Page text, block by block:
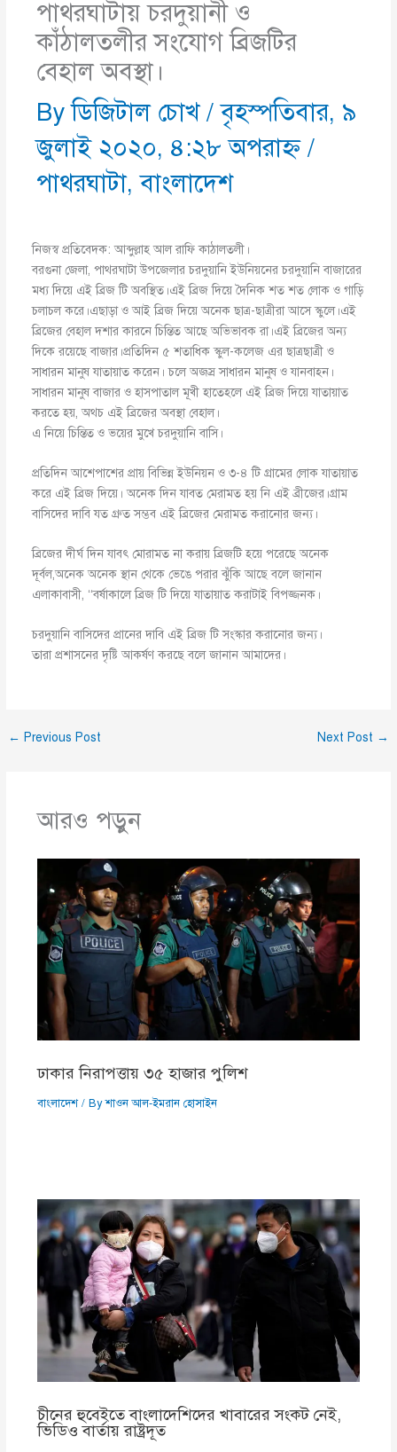
পাথরঘাটায় চরদুয়ানী ও
কাঁঠালতলীর সংযোগ ব্রিজটির
বেহাল অবস্থা।
Byডিজিটাল চোখ/বৃহস্পতিবার, ৯
জুলাই ২০২০, ৪:২৮ অপরাহ্ণ/
পাথরঘাটা,বাংলাদেশ
নিজস্ব প্রতিবেদক: আব্দুল্লাহ আল রাফি কাঠালতলী।
বরগুনা জেলা, পাথরঘাটা উপজেলার চরদুয়ানি ইউনিয়নের চরদুয়ানি বাজারের
মধ্য দিয়ে এই ব্রিজ টি অবস্থিত।এই ব্রিজ দিয়ে দৈনিক শত শত লোক ও গাড়ি
চলাচল করে।এছাড়া ও আই ব্রিজ দিয়ে অনেক ছাত্র-ছাত্রীরা আসে স্কুলে।এই
ব্রিজের বেহাল দশার কারনে চিন্তিত আছে অভিভাবক রা।এই ব্রিজের অন্য
দিকে রয়েছে বাজার।প্রতিদিন ৫ শতাধিক স্কুল-কলেজ এর ছাত্রছাত্রী ও
সাধারন মানুষ যাতায়াত করেন। চলে অজস্র সাধারন মানুষ ও যানবাহন।
সাধারন মানুষ বাজার ও হাসপাতাল মূখী হাতেহলে এই ব্রিজ দিয়ে যাতায়াত
করতে হয়, অথচ এই ব্রিজের অবস্থা বেহাল।
এ নিয়ে চিন্তিত ও ভয়ের মুখে চরদুয়ানি বাসি।
প্রতিদিন আশেপাশের প্রায় বিভিন্ন ইউনিয়ন ও ৩-৪ টি গ্রামের লোক যাতায়াত
করে এই ব্রিজ দিয়ে। অনেক দিন যাবত মেরামত হয় নি এই ব্রীজের।গ্রাম
বাসিদের দাবি যত গ্রুত সম্ভব এই ব্রিজের মেরামত করানোর জন্য।
ব্রিজের দীর্ঘ দিন যাবৎ মোরামত না করায় ব্রিজটি হয়ে পরেছে অনেক
দূর্বল,অনেক অনেক স্থান থেকে ভেঙে পরার ঝুঁকি আছে বলে জানান
এলাকাবাসী, ‘‘বর্ষাকালে ব্রিজ টি দিয়ে যাতায়াত করাটাই বিপজ্জনক।
চরদুয়ানি বাসিদের প্রানের দাবি এই ব্রিজ টি সংস্কার করানোর জন্য।
তারা প্রশাসনের দৃষ্টি আকর্ষণ করছে বলে জানান আমাদের।
← Previous Post Next Post →
আরও পড়ুন
ঢাকার নিরাপত্তায় ৩৫ হাজার পুলিশ
বাংলাদেশ/ Byশাওন আল-ইমরান হোসাইন
চীনের হুবেইতে বাংলাদেশিদের খাবারের সংকট নেই,
ভিডিও বার্তায় রাষ্ট্রদূত